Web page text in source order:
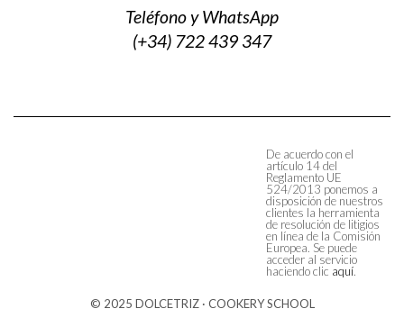
Teléfono y WhatsApp
(+34) 722 439 347
De acuerdo con el
artículo 14 del
Reglamento UE
524/2013 ponemos a
disposición de nuestros
clientes la herramienta
de resolución de litigios
en línea de la Comisión
Europea. Se puede
acceder al servicio
haciendo clic aquí.
© 2025 DOLCETRIZ · COOKERY SCHOOL